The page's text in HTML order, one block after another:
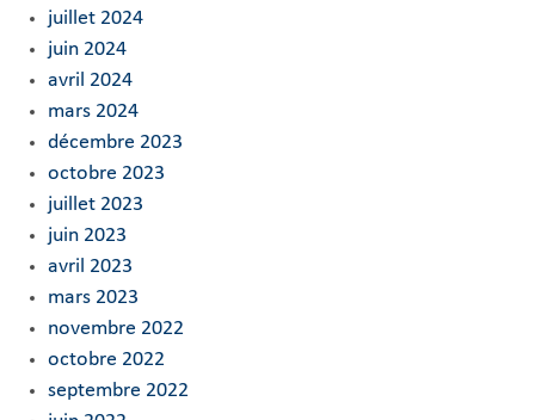
juillet 2024
juin 2024
avril 2024
mars 2024
décembre 2023
octobre 2023
juillet 2023
juin 2023
avril 2023
mars 2023
novembre 2022
octobre 2022
septembre 2022